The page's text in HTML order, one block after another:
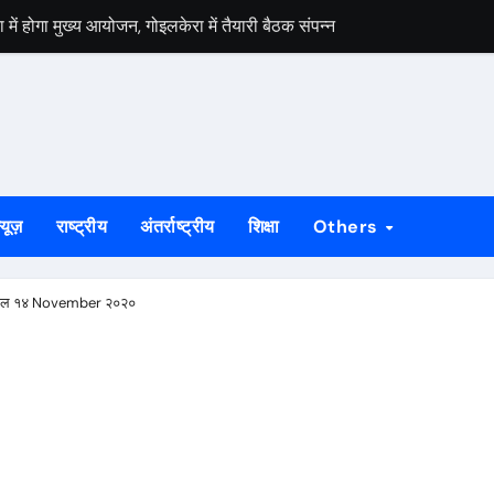
में होगा मुख्य आयोजन, गोइलकेरा में तैयारी बैठक संपन्न
5 अगस्त से 4 सितंबर तक दर्ज होंगे दावा-आपत्ति
को लेकर भाजपा जमशेदपुर महानगर की तैयारियां हुई तेज, 9 अगस्त को
यूआईएसएल के वरीय महाप्रबंधक से, ज्ञापन सौंपा कंपनी की टीम क्षेत्र का
की जनजागरण बस को दिखाएंगे हरी झंडी, तैयारियां पूरी
राष्ट्रीय अंतर्राष्ट्रीय शिक्षा Others
१४ November २०२०